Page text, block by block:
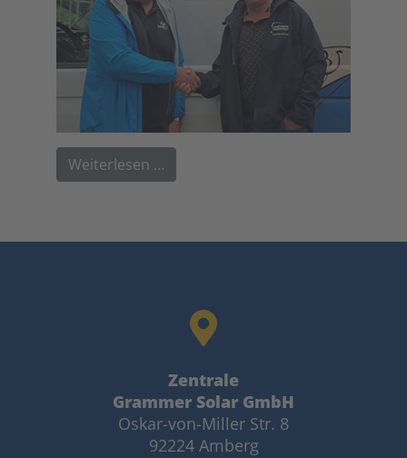
Weiterlesen …
Zentrale
Grammer Solar GmbH
Oskar-von-Miller Str. 8
92224 Amberg